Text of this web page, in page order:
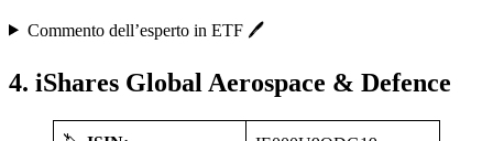
Commento dell’esperto in ETF 🖊️
4. iShares Global Aerospace & Defence